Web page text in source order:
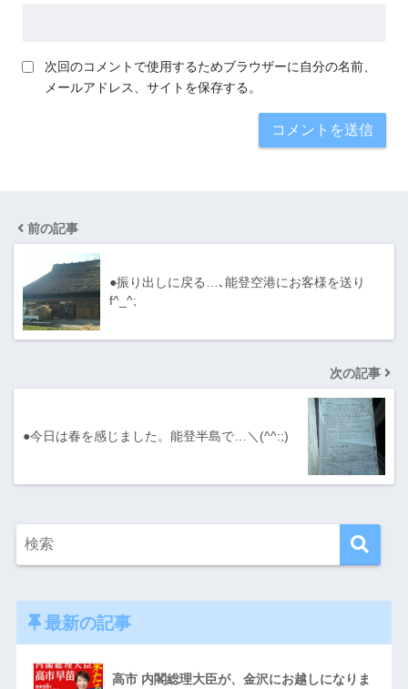
次回のコメントで使用するためブラウザーに自分の名前、
メールアドレス、サイトを保存する。
前の記事
●振り出しに戻る…､能登空港にお客様を送り
f^_^;
次の記事
●今日は春を感じました。能登半島で…＼(^^:;)
最新の記事
高市 内閣総理大臣が、金沢にお越しになりま